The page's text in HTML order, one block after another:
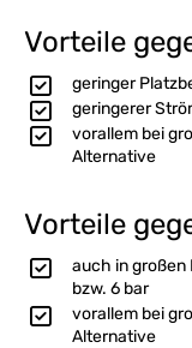
Vorteile
geringer
geringerer
vorallem bei
Alternative
Vorteile
auch in großen
bzw. 6 bar
vorallem bei
Alternative